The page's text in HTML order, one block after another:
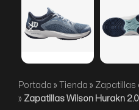
Portada » Tienda » Zapatillas
» Zapatillas Wilson Hurakn 2.0